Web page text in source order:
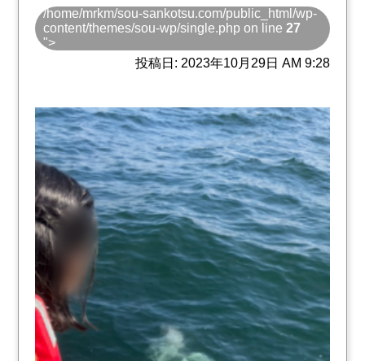
/home/mrkm/sou-sankotsu.com/public_html/wp-
content/themes/sou-wp/single.php on line27
">
投稿日: 2023年10月29日 AM 9:28